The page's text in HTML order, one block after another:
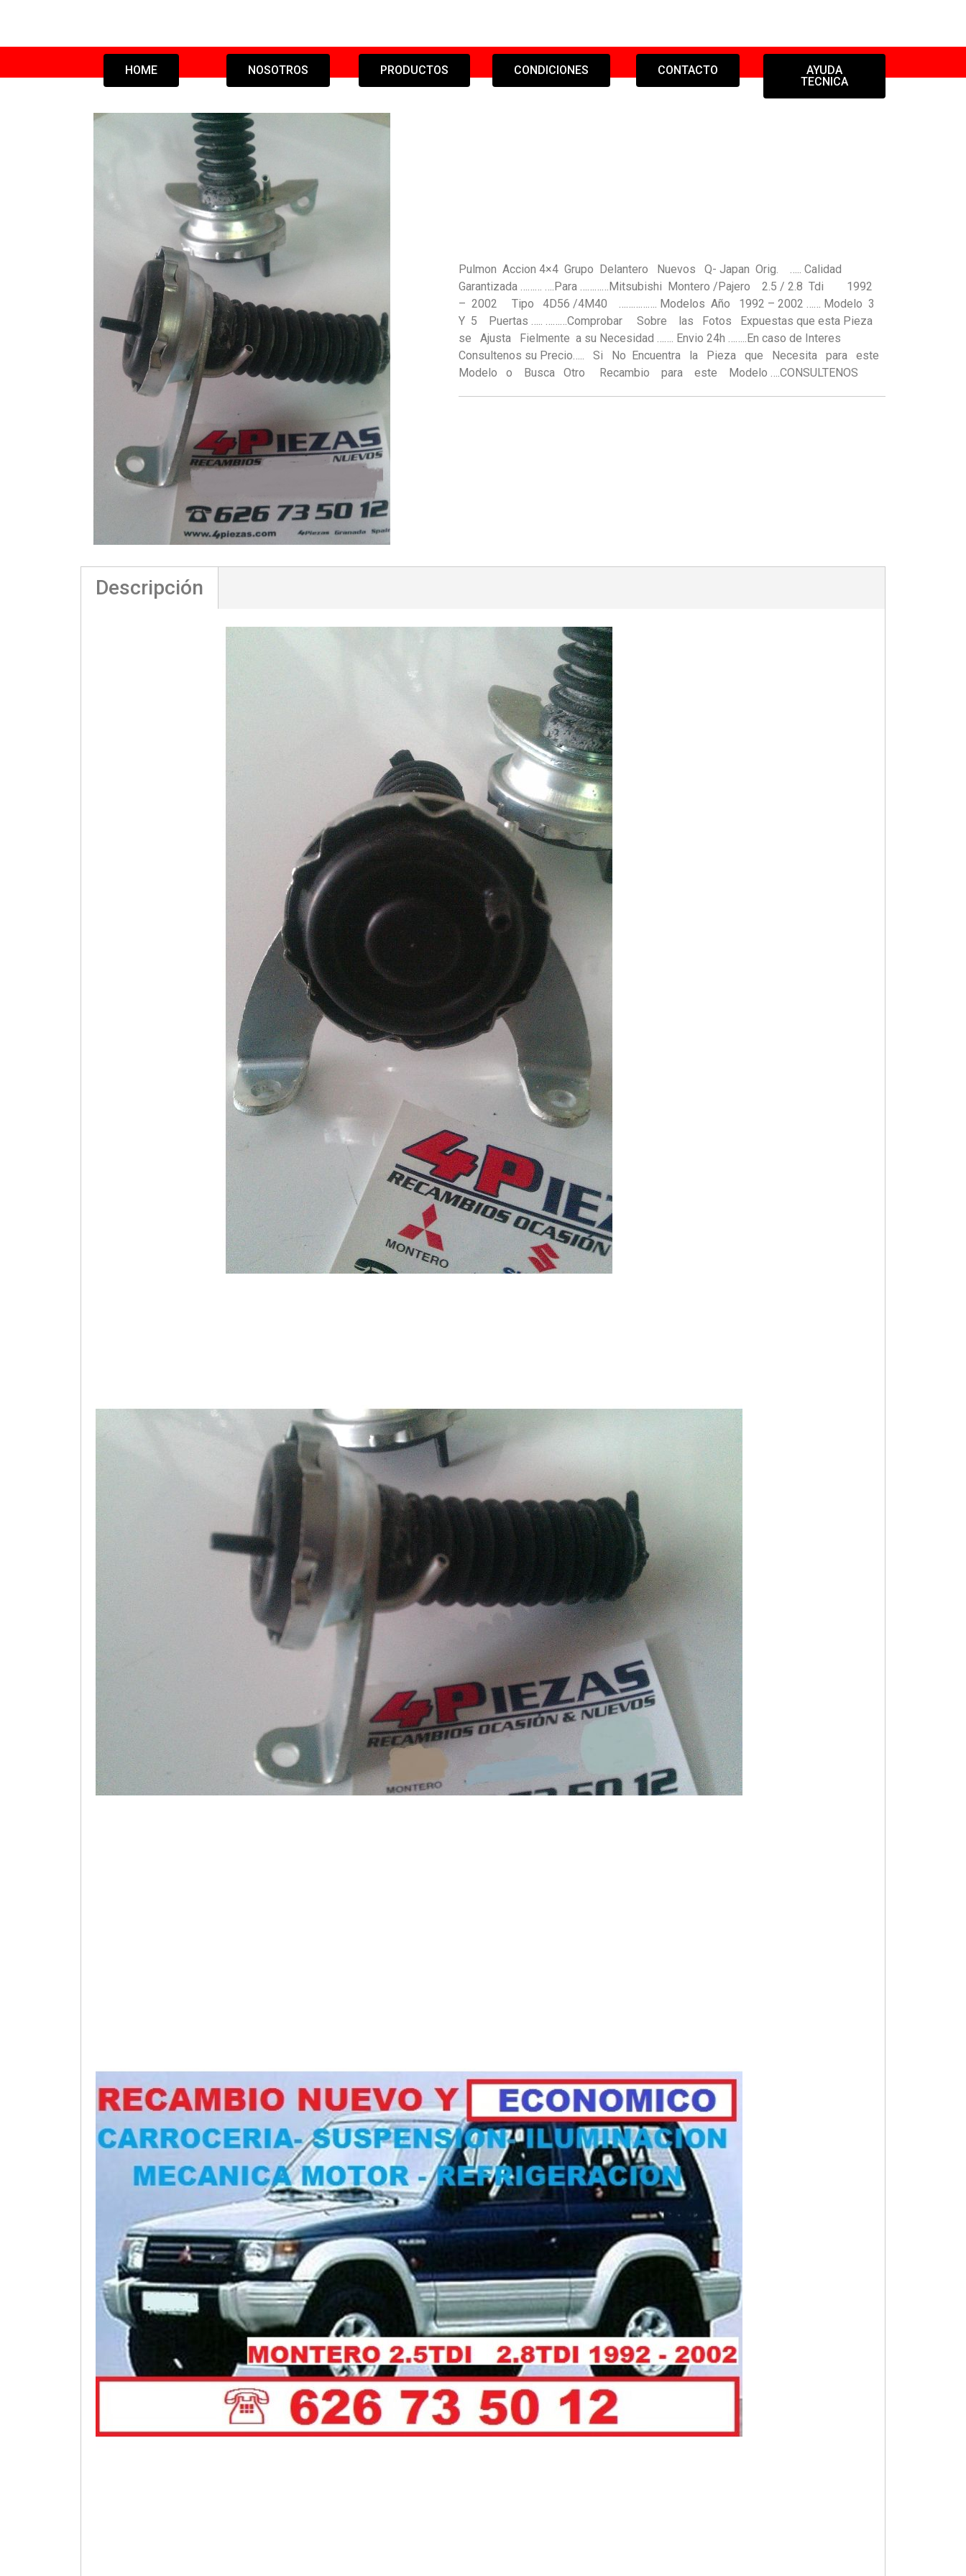
HOME NOSOTROS PRODUCTOS CONDICIONES CONTACTO
AYUDA
TECNICA
Pulmon Accion 4×4 Grupo Delantero Nuevos Q- Japan Orig. ….. Calidad
Garantizada ……… ….Para …………Mitsubishi Montero /Pajero 2.5 / 2.8 Tdi 1992
– 2002 Tipo 4D56 /4M40 ……………. Modelos Año 1992 – 2002 …… Modelo 3
Y 5 Puertas ….. ………Comprobar Sobre las Fotos Expuestas que esta Pieza
se Ajusta Fielmente a su Necesidad ……. Envio 24h ……..En caso de Interes
Consultenos su Precio….. Si No Encuentra la Pieza que Necesita para este
Modelo o Busca Otro Recambio para este Modelo ….CONSULTENOS
Descripción